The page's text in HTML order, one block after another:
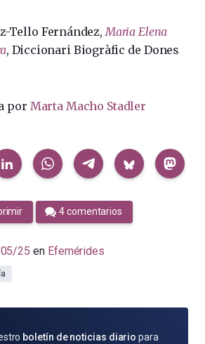
Tello Fernández,Maria Elena
, Diccionari Biogràfic de Dones
por Marta Macho Stadler
4 comentarios
25 en Efemérides
boletín de noticias diario para